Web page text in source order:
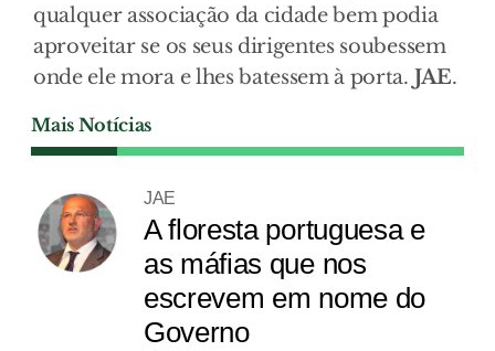
qualquer associação da cidade bem podia
aproveitar se os seus dirigentes soubessem
onde ele mora e lhes batessem à porta. JAE.
Mais Notícias
JAE
A floresta portuguesa e
as máfias que nos
escrevem em nome do
Governo